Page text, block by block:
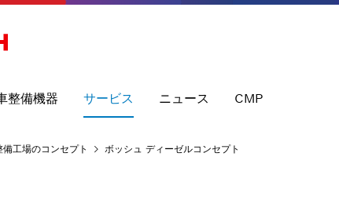
整備機器 サービス ニュース CMP
備工場のコンセプト ボッシュ ディーゼルコンセプト